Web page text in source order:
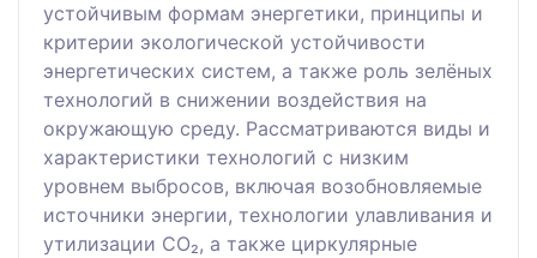
устойчивым формам энергетики, принципы и
критерии экологической устойчивости
энергетических систем, а также роль зелёных
технологий в снижении воздействия на
окружающую среду. Рассматриваются виды и
характеристики технологий с низким
уровнем выбросов, включая возобновляемые
источники энергии, технологии улавливания и
утилизации CO₂, а также циркулярные